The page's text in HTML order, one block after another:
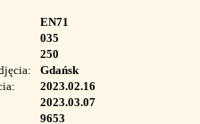
EN71
035
250
Gdańsk
2023.02.16
2023.03.07
9653